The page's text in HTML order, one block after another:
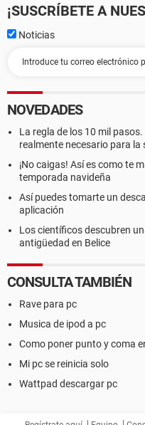
¡SUSCRÍBETE A
Noticias
NOVEDADES
La regla de los 10 mil
realmente necesario para la
¡No caigas! Así es como te
temporada navideña
Así puedes tomarte un
aplicación
Los científicos descubren
antigüedad en Belice
CONSULTA TAMBIÉN
Rave para pc
Musica de ipod a pc
Como poner punto y coma
Mi pc se reinicia solo
Wattpad descargar pc